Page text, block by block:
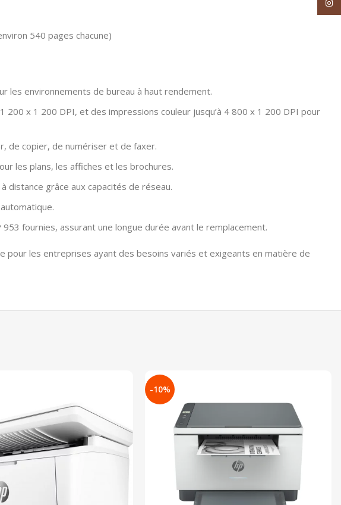
540 pages chacune)
les environnements de bureau à haut rendement.
x 1 200 DPI, et des impressions couleur jusqu’à 4 800 x 1 200 DPI pour
de copier, de numériser et de faxer.
les plans, les affiches et les brochures.
distance grâce aux capacités de réseau.
fournies, assurant une longue durée avant le remplacement.
pour les entreprises ayant des besoins variés et exigeants en matière de
-10%